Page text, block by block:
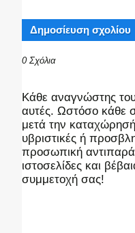
Δημοσίευση σχολίου
0 Σχόλια
Kάθε αναγνώστης
αυτές. Ωστόσο κάθε
μετά την
υβριστικές ή
προσωπική
ιστοσελίδες και
συμμετοχή σας!